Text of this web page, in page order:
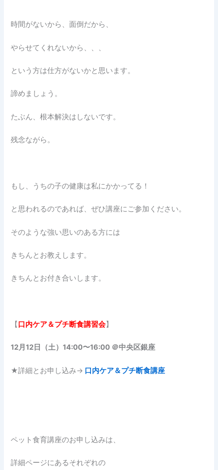
時間がないから、面倒だから、
やらせてくれないから、、、
という方は仕方がないかと思います。
諦めましょう。
たぶん、根本解決はしないです。
残念ながら。
もし、うちの子の健康は私にかかってる！
と思われるのであれば、ぜひ講座にご参加ください。
そのような強い思いのある方には
きちんとお教えします。
きちんとお付き合いします。
【口内ケア＆プチ断食講習会】
12月12日（土）14:00〜16:00 ＠中央区銀座
★詳細とお申し込み→ 口内ケア＆プチ断食講座
ペット食育講座のお申し込みは、
詳細ページにあるそれぞれの